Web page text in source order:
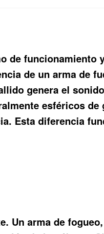
de funcionamiento
de un arma de
genera el
esféricos de
Esta diferencia
Un arma de